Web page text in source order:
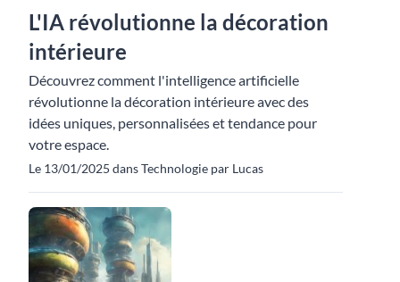
L'IA révolutionne la décoration
intérieure
Découvrez comment l'intelligence artificielle
révolutionne la décoration intérieure avec des
idées uniques, personnalisées et tendance pour
votre espace.
Le 13/01/2025 dans Technologie par Lucas